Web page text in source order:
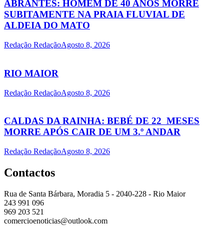
ABRANTES: HOMEM DE 40 ANOS MORRE
SUBITAMENTE NA PRAIA FLUVIAL DE
ALDEIA DO MATO
Redação RedaçãoAgosto 8, 2026
RIO MAIOR
Redação RedaçãoAgosto 8, 2026
CALDAS DA RAINHA: BEBÉ DE 22 MESES
MORRE APÓS CAIR DE UM 3.º ANDAR
Redação RedaçãoAgosto 8, 2026
Contactos
Rua de Santa Bárbara, Moradia 5 - 2040-228 - Rio Maior
243 991 096
969 203 521
comercioenoticias@outlook.com